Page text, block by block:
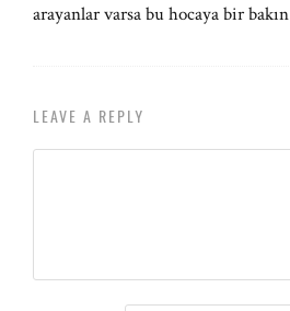
arayanlar varsa bu hocaya bir
LEAVE A REPLY